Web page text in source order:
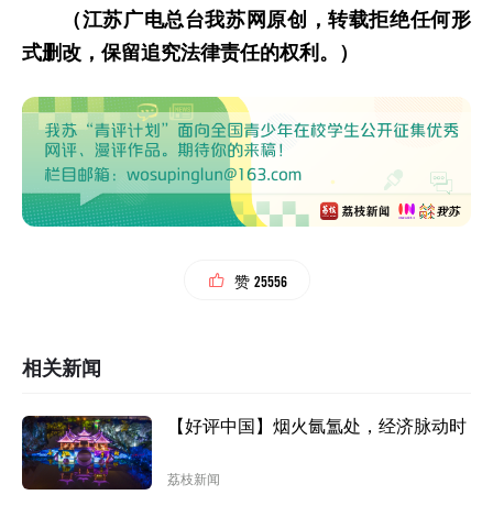
（江苏广电总台我苏网原创，转载拒绝任何形
式删改，保留追究法律责任的权利。）
赞 25556
相关新闻
【好评中国】烟火氤氲处，经济脉动时
荔枝新闻